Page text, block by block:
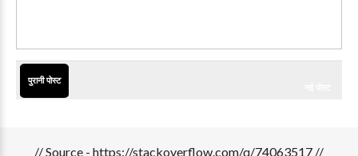
पुरानी पोस्ट
// Source - https://stackoverflow.com/q/74063517 //